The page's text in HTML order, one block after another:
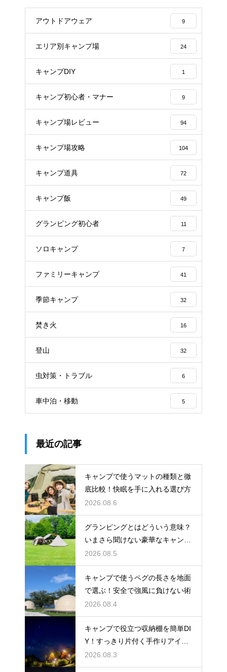
アウトドアウェア 9
エリア別キャンプ場 24
キャンプDIY 1
キャンプ初心者・マナー 9
キャンプ場レビュー 94
キャンプ場攻略 104
キャンプ道具 72
キャンプ飯 49
グランピング初心者 11
ソロキャンプ 7
ファミリーキャンプ 41
季節キャンプ 32
焚き火 16
登山 32
虫対策・トラブル 6
車中泊・移動 5
最近の記事
キャンプで使うマットの種類と徹
底比較！快眠を手に入れる選び方
2026.08.6
グランピングとはどういう意味？
いまさら聞けない豪華なキャンプ
術
2026.08.5
キャンプで使うペグの長さを地面
で選ぶ！安全で強風に負けない術
2026.08.4
キャンプで役立つ収納棚を簡単DI
Y！すっきり片付く手作りアイデ
ア
2026.08.3